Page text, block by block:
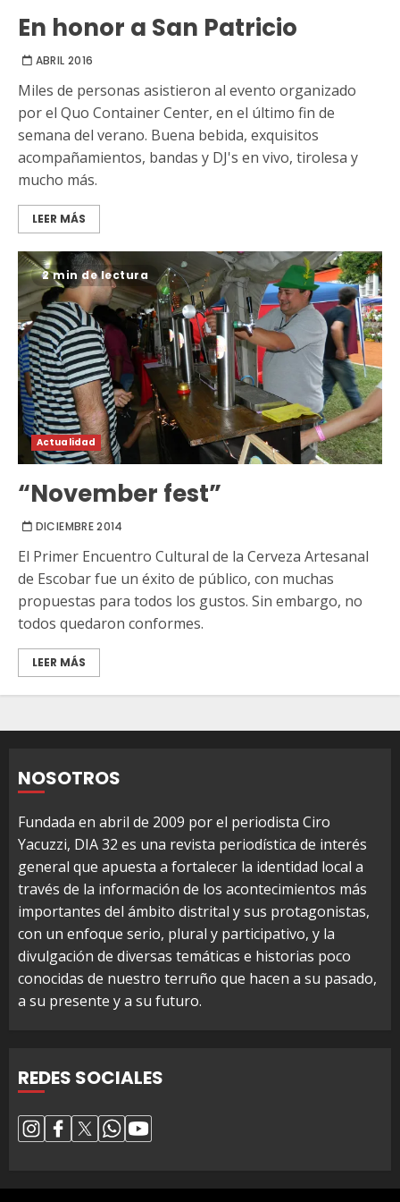
En honor a San Patricio
ABRIL 2016
Miles de personas asistieron al evento organizado
por el Quo Container Center, en el último fin de
semana del verano. Buena bebida, exquisitos
acompañamientos, bandas y DJ's en vivo, tirolesa y
mucho más.
LEER MÁS
2 min de lectura
Actualidad
“November fest”
DICIEMBRE 2014
El Primer Encuentro Cultural de la Cerveza Artesanal
de Escobar fue un éxito de público, con muchas
propuestas para todos los gustos. Sin embargo, no
todos quedaron conformes.
LEER MÁS
NOSOTROS
Fundada en abril de 2009 por el periodista Ciro
Yacuzzi, DIA 32 es una revista periodística de interés
general que apuesta a fortalecer la identidad local a
través de la información de los acontecimientos más
importantes del ámbito distrital y sus protagonistas,
con un enfoque serio, plural y participativo, y la
divulgación de diversas temáticas e historias poco
conocidas de nuestro terruño que hacen a su pasado,
a su presente y a su futuro.
REDES SOCIALES